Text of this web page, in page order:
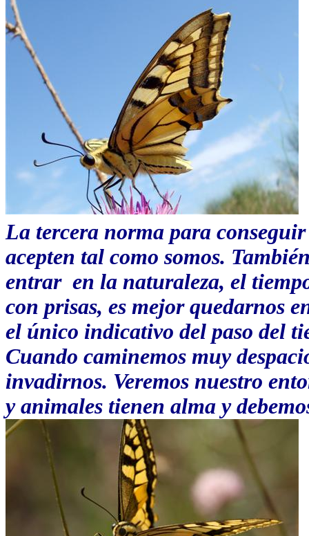
La tercera norma para
acepten tal como somos.
entrar en la naturaleza, el
con prisas, es mejor quedarnos
el único indicativo del paso del
Cuando caminemos muy
invadirnos. Veremos nuestro
y animales tienen alma y